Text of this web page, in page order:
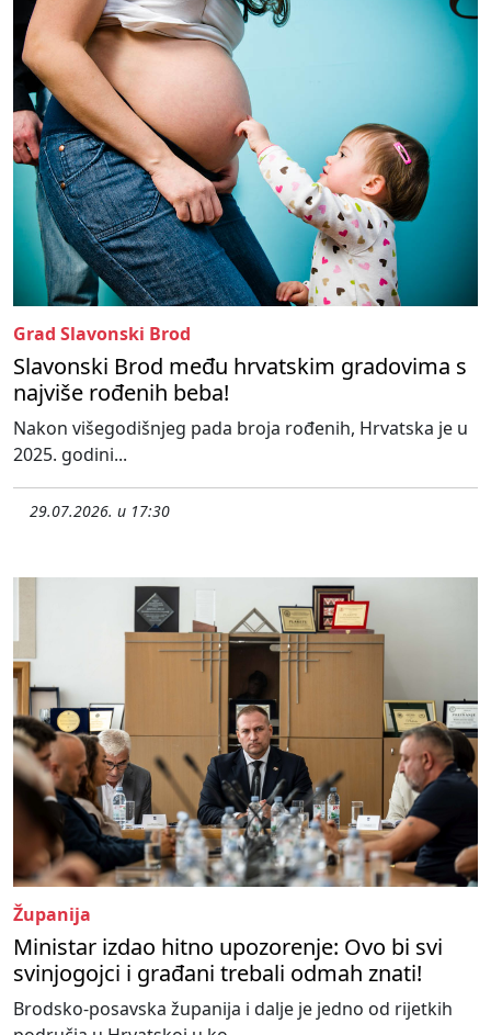
Grad Slavonski Brod
Slavonski Brod među hrvatskim gradovima s
najviše rođenih beba!
Nakon višegodišnjeg pada broja rođenih, Hrvatska je u
2025. godini...
29.07.2026. u 17:30
Županija
Ministar izdao hitno upozorenje: Ovo bi svi
svinjogojci i građani trebali odmah znati!
Brodsko-posavska županija i dalje je jedno od rijetkih